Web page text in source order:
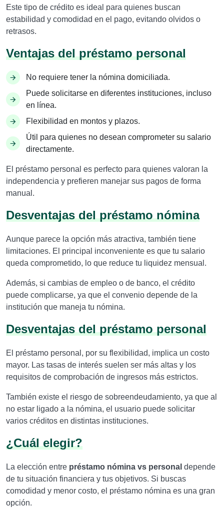
Este tipo de crédito es ideal para quienes buscan
estabilidad y comodidad en el pago, evitando olvidos o
retrasos.
Ventajas del préstamo personal
No requiere tener la nómina domiciliada.
Puede solicitarse en diferentes instituciones, incluso
en línea.
Flexibilidad en montos y plazos.
Útil para quienes no desean comprometer su salario
directamente.
El préstamo personal es perfecto para quienes valoran la
independencia y prefieren manejar sus pagos de forma
manual.
Desventajas del préstamo nómina
Aunque parece la opción más atractiva, también tiene
limitaciones. El principal inconveniente es que tu salario
queda comprometido, lo que reduce tu liquidez mensual.
Además, si cambias de empleo o de banco, el crédito
puede complicarse, ya que el convenio depende de la
institución que maneja tu nómina.
Desventajas del préstamo personal
El préstamo personal, por su flexibilidad, implica un costo
mayor. Las tasas de interés suelen ser más altas y los
requisitos de comprobación de ingresos más estrictos.
También existe el riesgo de sobreendeudamiento, ya que al
no estar ligado a la nómina, el usuario puede solicitar
varios créditos en distintas instituciones.
¿Cuál elegir?
La elección entre préstamo nómina vs personal depende
de tu situación financiera y tus objetivos. Si buscas
comodidad y menor costo, el préstamo nómina es una gran
opción.